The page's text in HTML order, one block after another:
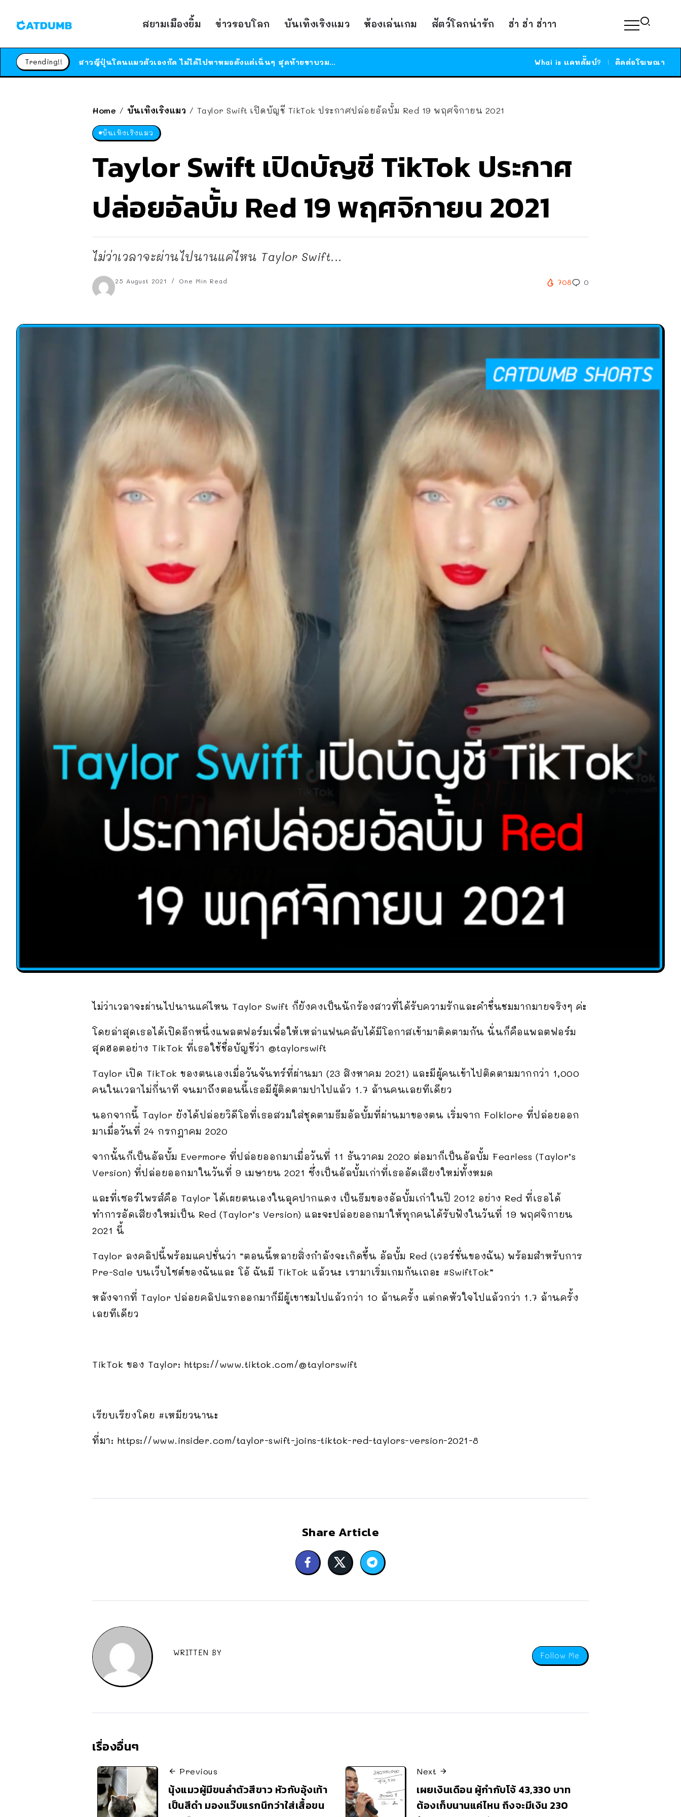
สยามเมืองยิ้ม ข่าวรอบโลก บันเทิงเริงแมว ห้องเล่นเกม สัตว์โลกน่ารัก ฮ่า ฮ่า ฮ่าาา
Trending!!
ร้านอาหารในนิวยอร์กประกาศปิดตัวลง หลังอยู่มานานกว่า 45 ปี ติดป้ายขอบคุณลูกค้าทุกคน แถมสูตรทำไวท์ซอสให้แบบจัดเต็ม
ได้เวลาเด็กหนวดรวมตัว RF Online Next เปิดให้เล่นแล้ว เกม Sci-Fi MMORPG ระดับตำนาน เล่นได้ทั้งมือถือและ PC Whai is แคทดั๊มบ์? ติดต่อโฆษณา
Home / บันเทิงเริงแมว / Taylor Swift เปิดบัญชี TikTok ประกาศปล่อยอัลบั้ม Red 19 พฤศจิกายน 2021
บันเทิงเริงแมว
Taylor Swift เปิดบัญชี TikTok ประกาศ
ปล่อยอัลบั้ม Red 19 พฤศจิกายน 2021
ไม่ว่าเวลาจะผ่านไปนานแค่ไหน Taylor Swift...
25 August 2021 One Min Read 708 0
ไม่ว่าเวลาจะผ่านไปนานแค่ไหน Taylor Swift ก็ยังคงเป็นนักร้องสาวที่ได้รับความรักและคำชื่นชมมากมายจริงๆ ค่ะ
โดยล่าสุดเธอได้เปิดอีกหนึ่งแพลตฟอร์มเพื่อให้เหล่าแฟนคลับได้มีโอกาสเข้ามาติดตามกัน นั่นก็คือแพลตฟอร์ม
สุดฮอตอย่าง TikTok ที่เธอใช้ชื่อบัญชีว่า @taylorswift
Taylor เปิด TikTok ของตนเองเมื่อวันจันทร์ที่ผ่านมา (23 สิงหาคม 2021) และมีผู้คนเข้าไปติดตามมากกว่า 1,000
คนในเวลาไม่กี่นาที จนมาถึงตอนนี้เธอมีผู้ติดตามปาไปแล้ว 1.7 ล้านคนเลยทีเดียว
นอกจากนี้ Taylor ยังได้ปล่อยวิดีโอที่เธอสวมใส่ชุดตามธีมอัลบั้มที่ผ่านมาของตน เริ่มจาก Folklore ที่ปล่อยออก
มาเมื่อวันที่ 24 กรกฎาคม 2020
จากนั้นก็เป็นอัลบั้ม Evermore ที่ปล่อยออกมาเมื่อวันที่ 11 ธันวาคม 2020 ต่อมาก็เป็นอัลบั้ม Fearless (Taylor’s
Version) ที่ปล่อยออกมาในวันที่ 9 เมษายน 2021 ซึ่งเป็นอัลบั้มเก่าที่เธออัดเสียงใหม่ทั้งหมด
และที่เซอร์ไพรส์คือ Taylor ได้เผยตนเองในลุคปากแดง เป็นธีมของอัลบั้มเก่าในปี 2012 อย่าง Red ที่เธอได้
ทำการอัดเสียงใหม่เป็น Red (Taylor’s Version) และจะปล่อยออกมาให้ทุกคนได้รับฟังในวันที่ 19 พฤศจิกายน
2021 นี้
Taylor ลงคลิปนี้พร้อมแคปชั่นว่า “ตอนนี้หลายสิ่งกำลังจะเกิดขึ้น อัลบั้ม Red (เวอร์ชั่นของฉัน) พร้อมสำหรับการ
Pre-Sale บนเว็บไซต์ของฉันและ โอ้ ฉันมี TikTok แล้วนะ เรามาเริ่มเกมกันเถอะ #SwiftTok”
หลังจากที่ Taylor ปล่อยคลิปแรกออกมาก็มีผู้เขาชมไปแล้วกว่า 10 ล้านครั้ง แต่กดหัวใจไปแล้วกว่า 1.7 ล้านครั้ง
เลยทีเดียว
TikTok ของ Taylor: https://www.tiktok.com/@taylorswift
เรียบเรียงโดย #เหมียวนานะ
ที่มา: https://www.insider.com/taylor-swift-joins-tiktok-red-taylors-version-2021-8
Share Article
Follow Me
WRITTEN BY
เรื่องอื่นๆ
Previous
นุ้งแมวผู้มีขนลำตัวสีขาว หัวกับอุ้งเท้า
เป็นสีดำ มองแว๊บแรกนึกว่าใส่เสื้อขน
Next
เผยเงินเดือน ผู้กำกับโจ้ 43,330 บาท
ต้องเก็บนานแค่ไหน ถึงจะมีเงิน 230